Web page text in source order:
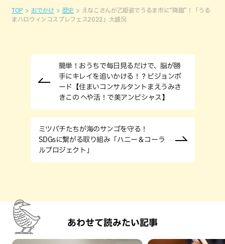
TOP おでかけ 歴史
えなこさんが乙姫姿でうるま市に“降臨”！「うる
まハロウィンコスプレフェス2022」大盛況
簡単！おうちで毎日見るだけで、脳が勝
手にキレイを追いかける！？ビジョンボ
ード【住まいコンサルタントまえうみさ
きこの へや活！で美アンビシャス】
ミツバチたちが海のサンゴを守る！
SDGsに繋がる取り組み「ハニー＆コーラ
ルプロジェクト」
あわせて読みたい記事